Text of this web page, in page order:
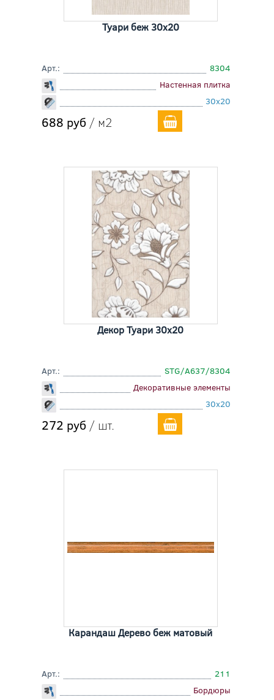
Туари беж 30x20
Арт.:
8304
Настенная плитка
30x20
688 руб / м2
Декор Туари 30x20
Арт.:
STG/A637/8304
Декоративные элементы
30x20
272 руб / шт.
Карандаш Дерево беж матовый
Арт.:
211
Бордюры